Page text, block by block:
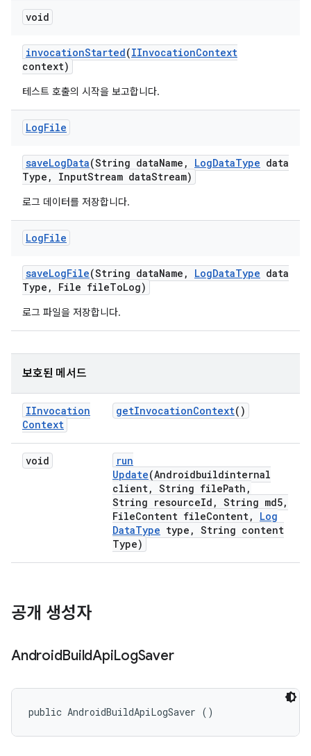
void
invocationStarted(IInvocationContext
context)
테스트 호출의 시작을 보고합니다.
LogFile
saveLogData(String dataName , LogDataType data
Type , InputStream dataStream)
로그 데이터를 저장합니다.
LogFile
saveLogFile(String dataName , LogDataType data
Type , File fileToLog)
로그 파일을 저장합니다.
보호된 메서드
IInvocation
Context
getInvocationContext()
void
run
Update(Androidbuildinternal
client, String filePath ,
String resourceId , String md5,
FileContent fileContent,
Log
DataType type , String content
Type)
공개 생성자
AndroidBuildApiLogSaver
public AndroidBuildApiLogSaver ()